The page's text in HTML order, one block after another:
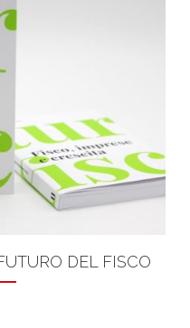
DEL FISCO